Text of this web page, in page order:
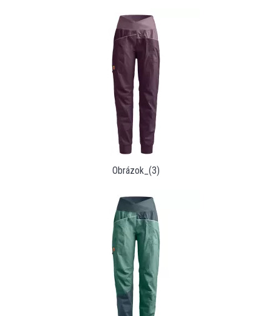
Obrázok_(3)